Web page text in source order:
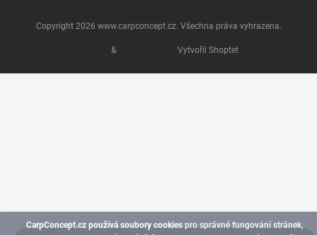
CarpConcept.cz používá soubory cookies pro správné fungování stránek,
& Vytvořil Shoptet
Copyright 2026 www.carpconcept.cz. Všechna práva vyhrazena.